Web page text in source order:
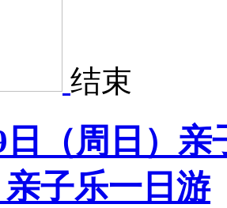
结束
日（周日）
子乐一日游